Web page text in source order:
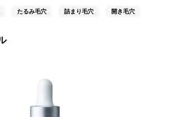
たるみ毛穴 詰まり毛穴 開き毛穴